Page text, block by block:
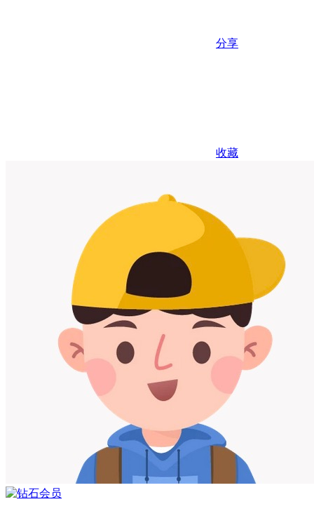
分享
收藏